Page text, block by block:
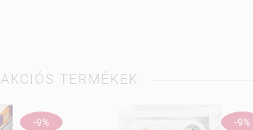
AKCIÓS TERMÉKEK
-9% -9%